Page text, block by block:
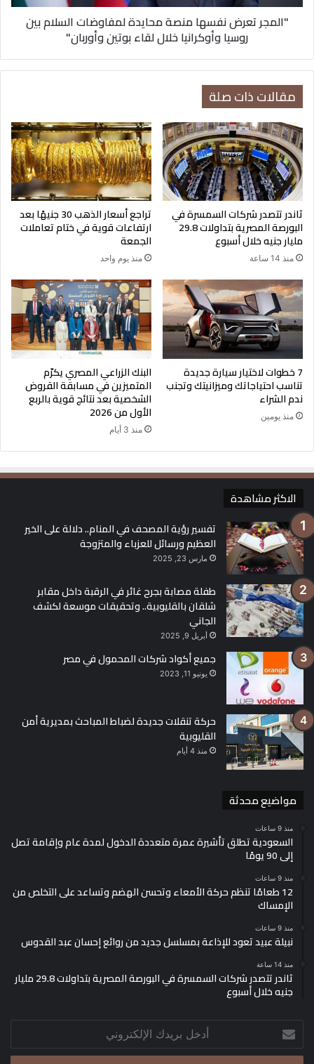
روسيا
وأوكرانيا
بوتين
"المجر تعرض نفسها منصة محايدة لمفاوضات السلام بين
روسيا وأوكرانيا خلال لقاء بوتين وأوربان"
مقالات ذات صلة
ثاندر تتصدر شركات السمسرة في
البورصة المصرية بتداولات 29.8
مليار جنيه خلال أسبوع
منذ 14 ساعة
تراجع أسعار الذهب 30 جنيهًا بعد
ارتفاعات قوية في ختام تعاملات
الجمعة
منذ يوم واحد
7 خطوات لاختيار سيارة جديدة
تناسب احتياجاتك وميزانيتك وتجنب
ندم الشراء
منذ يومين
البنك الزراعي المصري يكرّم
المتميزين في مسابقة القروض
الشخصية بعد نتائج قوية بالربع
الأول من 2026
منذ 3 أيام
الاكثر مشاهدة
تفسير رؤية المصحف في المنام.. دلالة على الخير
العظيم ورسائل للعزباء والمتزوجة
مارس 23, 2025
طفلة مصابة بجرح غائر في الرقبة داخل مقابر
شلقان بالقليوبية.. وتحقيقات موسعة لكشف
الجاني
أبريل 9, 2025
جميع أكواد شركات المحمول في مصر
يونيو 11, 2023
حركة تنقلات جديدة لضباط المباحث بمديرية أمن
القليوبية
منذ 4 أيام
مواضيع محدثة
منذ 9 ساعات
السعودية تطلق تأشيرة عمرة متعددة الدخول لمدة عام وإقامة تصل
إلى 90 يومًا
منذ 9 ساعات
12 طعامًا تنظم حركة الأمعاء وتحسن الهضم وتساعد على التخلص من
الإمساك
منذ 9 ساعات
نبيلة عبيد تعود للإذاعة بمسلسل جديد من روائع إحسان عبد القدوس
منذ 14 ساعة
ثاندر تتصدر شركات السمسرة في البورصة المصرية بتداولات 29.8 مليار
جنيه خلال أسبوع
بريدك
الإلكتروني